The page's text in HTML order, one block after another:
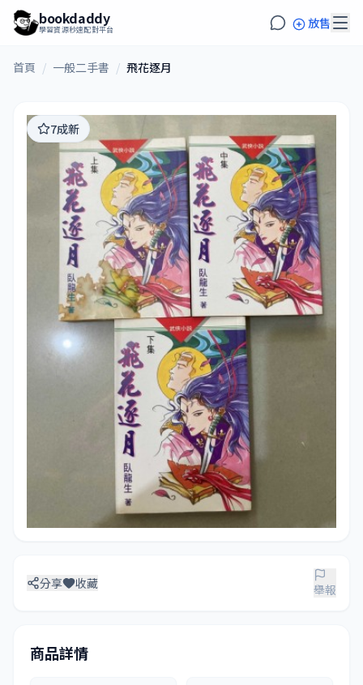
bookdaddy
學習資源秒速配對平台 放售
首頁 / 一般二手書 / 飛花逐月
7成新
分享 收藏 舉報
商品詳情